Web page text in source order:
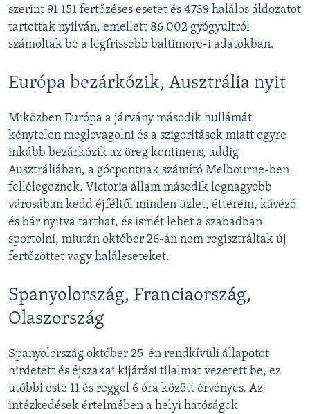
szerint 91 151 fertőzéses esetet és 4739 halálos áldozatot
tartottak nyilván, emellett 86 002 gyógyultról
számoltak be a legfrissebb baltimore-i adatokban.
Európa bezárkózik, Ausztrália nyit
Miközben Európa a járvány második hullámát
kénytelen meglovagolni és a szigorítások miatt egyre
inkább bezárkózik az öreg kontinens, addig
Ausztráliában, a gócpontnak számító Melbourne-ben
fellélegeznek. Victoria állam második legnagyobb
városában kedd éjféltől minden üzlet, étterem, kávézó
és bár nyitva tarthat, és ismét lehet a szabadban
sportolni, miután október 26-án nem regisztráltak új
fertőzöttet vagy haláleseteket.
Spanyolország, Franciaország,
Olaszország
Spanyolország október 25-én rendkívüli állapotot
hirdetett és éjszakai kijárási tilalmat vezetett be, ez
utóbbi este 11 és reggel 6 óra között érvényes. Az
intézkedések értelmében a helyi hatóságok